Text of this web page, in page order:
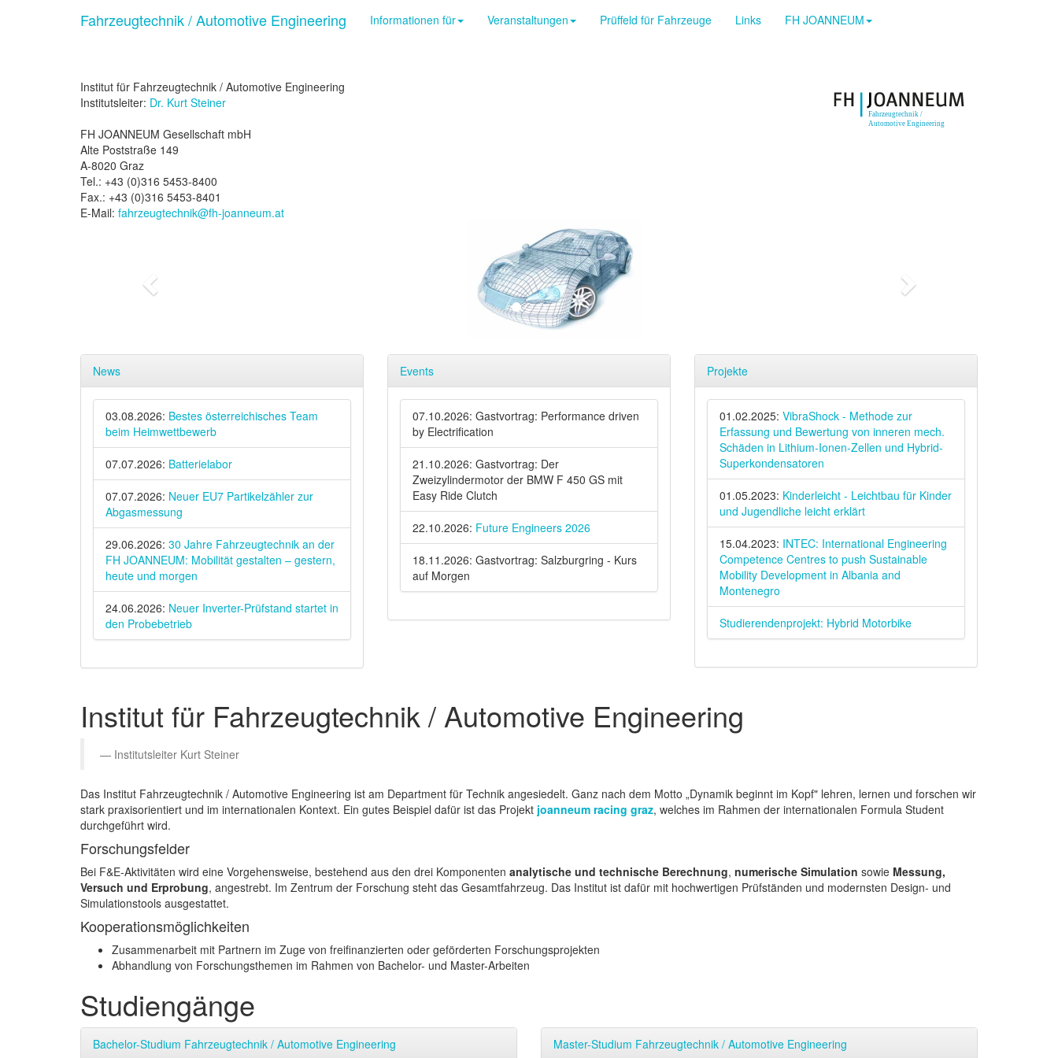
Fahrzeugtechnik / Automotive Engineering Informationen für Veranstaltungen Prüffeld für Fahrzeuge Links FH JOANNEUM
Institut für Fahrzeugtechnik / Automotive Engineering
Institutsleiter: Dr. Kurt Steiner
FH JOANNEUM Gesellschaft mbH
Alte Poststraße 149
A-8020 Graz
Tel.: +43 (0)316 5453-8400
Fax.: +43 (0)316 5453-8401
E-Mail: fahrzeugtechnik@fh-joanneum.at
News
03.08.2026: Bestes österreichisches Team
beim Heimwettbewerb
07.07.2026: Batterielabor
07.07.2026: Neuer EU7 Partikelzähler zur
Abgasmessung
29.06.2026: 30 Jahre Fahrzeugtechnik an der
FH JOANNEUM: Mobilität gestalten – gestern,
heute und morgen
24.06.2026: Neuer Inverter-Prüfstand startet in
den Probebetrieb
Events
07.10.2026: Gastvortrag: Performance driven
by Electrification
21.10.2026: Gastvortrag: Der
Zweizylindermotor der BMW F 450 GS mit
Easy Ride Clutch
22.10.2026: Future Engineers 2026
18.11.2026: Gastvortrag: Salzburgring - Kurs
auf Morgen
Projekte
01.02.2025: VibraShock - Methode zur
Erfassung und Bewertung von inneren mech.
Schäden in Lithium-Ionen-Zellen und Hybrid-
Superkondensatoren
01.05.2023: Kinderleicht - Leichtbau für Kinder
und Jugendliche leicht erklärt
15.04.2023: INTEC: International Engineering
Competence Centres to push Sustainable
Mobility Development in Albania and
Montenegro
Studierendenprojekt: Hybrid Motorbike
Institut für Fahrzeugtechnik / Automotive Engineering
Institutsleiter Kurt Steiner
Das Institut Fahrzeugtechnik / Automotive Engineering ist am Department für Technik angesiedelt. Ganz nach dem Motto „Dynamik beginnt im Kopf" lehren, lernen und forschen wir
stark praxisorientiert und im internationalen Kontext. Ein gutes Beispiel dafür ist das Projekt joanneum racing graz, welches im Rahmen der internationalen Formula Student
durchgeführt wird.
Forschungsfelder
Bei F&E‐Aktivitäten wird eine Vorgehensweise, bestehend aus den drei Komponenten analytische und technische Berechnung, numerische Simulation sowie Messung,
Versuch und Erprobung, angestrebt. Im Zentrum der Forschung steht das Gesamtfahrzeug. Das Institut ist dafür mit hochwertigen Prüfständen und modernsten Design‐ und
Simulationstools ausgestattet.
Kooperationsmöglichkeiten
Zusammenarbeit mit Partnern im Zuge von freifinanzierten oder geförderten Forschungsprojekten
Abhandlung von Forschungsthemen im Rahmen von Bachelor- und Master-Arbeiten
Studiengänge
Bachelor-Studium Fahrzeugtechnik / Automotive Engineering Master-Studium Fahrzeugtechnik / Automotive Engineering